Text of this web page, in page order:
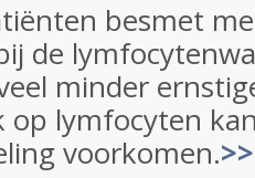
besmet
de
minder
op lymfocyten
voorkomen.